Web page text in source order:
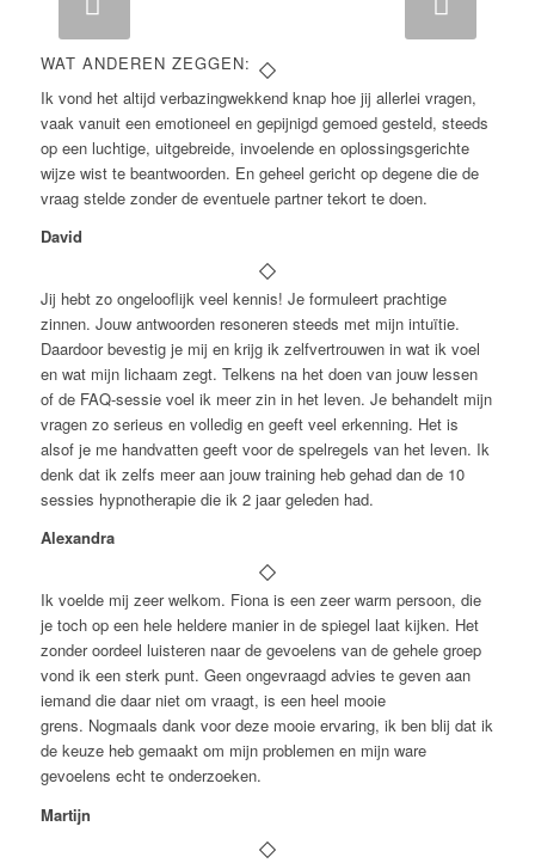
WAT ANDEREN ZEGGEN:
Ik vond het altijd verbazingwekkend knap hoe jij allerlei vragen,
vaak vanuit een emotioneel en gepijnigd gemoed gesteld, steeds
op een luchtige, uitgebreide, invoelende en oplossingsgerichte
wijze wist te beantwoorden. En geheel gericht op degene die de
vraag stelde zonder de eventuele partner tekort te doen.
David
Jij hebt zo ongelooflijk veel kennis! Je formuleert prachtige
zinnen. Jouw antwoorden resoneren steeds met mijn intuïtie.
Daardoor bevestig je mij en krijg ik zelfvertrouwen in wat ik voel
en wat mijn lichaam zegt. Telkens na het doen van jouw lessen
of de FAQ-sessie voel ik meer zin in het leven. Je behandelt mijn
vragen zo serieus en volledig en geeft veel erkenning. Het is
alsof je me handvatten geeft voor de spelregels van het leven. Ik
denk dat ik zelfs meer aan jouw training heb gehad dan de 10
sessies hypnotherapie die ik 2 jaar geleden had.
Alexandra
Ik voelde mij zeer welkom. Fiona is een zeer warm persoon, die
je toch op een hele heldere manier in de spiegel laat kijken. Het
zonder oordeel luisteren naar de gevoelens van de gehele groep
vond ik een sterk punt. Geen ongevraagd advies te geven aan
iemand die daar niet om vraagt, is een heel mooie
grens. Nogmaals dank voor deze mooie ervaring, ik ben blij dat ik
de keuze heb gemaakt om mijn problemen en mijn ware
gevoelens echt te onderzoeken.
Martijn